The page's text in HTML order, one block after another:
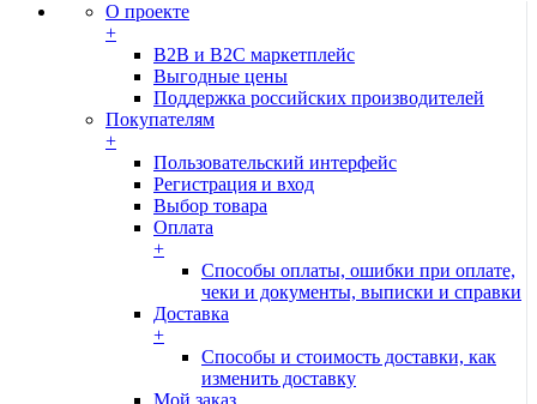
О проекте
+
B2B и B2C маркетплейс
Выгодные цены
Поддержка российских производителей
Покупателям
+
Пользовательский интерфейс
Регистрация и вход
Выбор товара
Оплата
+
Способы оплаты, ошибки при оплате,
чеки и документы, выписки и справки
Доставка
+
Способы и стоимость доставки, как
изменить доставку
Мой заказ